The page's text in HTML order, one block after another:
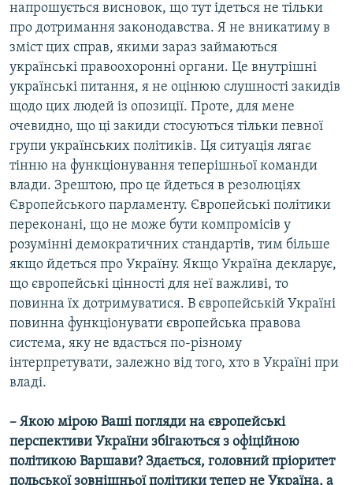
напрошується висновок, що тут ідеться не тільки
про дотримання законодавства. Я не вникатиму в
зміст цих справ, якими зараз займаються
українські правоохоронні органи. Це внутрішні
українські питання, я не оцінюю слушності закидів
щодо цих людей із опозиції. Проте, для мене
очевидно, що ці закиди стосуються тільки певної
групи українських політиків. Ця ситуація лягає
тінню на функціонування теперішньої команди
влади. Зрештою, про це йдеться в резолюціях
Європейського парламенту. Європейські політики
переконані, що не може бути компромісів у
розумінні демократичних стандартів, тим більше
якщо йдеться про Україну. Якщо Україна декларує,
що європейські цінності для неї важливі, то
повинна їх дотримуватися. В європейській Україні
повинна функціонувати європейська правова
система, яку не вдасться по-різному
інтерпретувати, залежно від того, хто в Україні при
владі.
– Якою мірою Ваші погляди на європейські
перспективи України збігаються з офіційною
політикою Варшави? Здається, головний пріоритет
польської зовнішньої політики тепер не Україна, а